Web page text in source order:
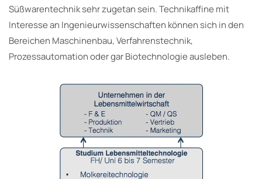
Süßwarentechnik sehr zugetan sein. Technikaffine mit
Interesse an Ingenieurwissenschaften können sich in den
Bereichen Maschinenbau, Verfahrenstechnik,
Prozessautomation oder gar Biotechnologie ausleben.